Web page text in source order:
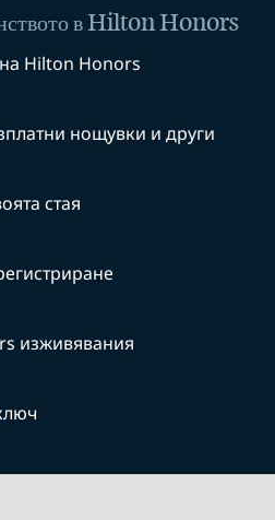
в Hilton Honors
Hilton Honors
нощувки и други
стая
изживявания